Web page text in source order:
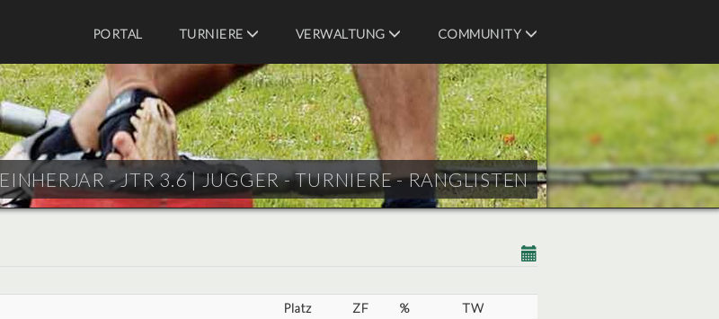
PORTAL
TURNIERE VERWALTUNG COMMUNITY
EINHERJAR - JTR 3.6 |JUGGER - TURNIERE - RANGLISTEN
Platz ZF %
TW